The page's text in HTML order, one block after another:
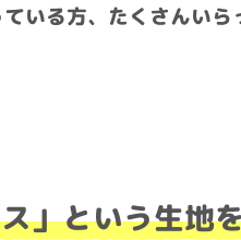
いる方、たくさんい
」という生地